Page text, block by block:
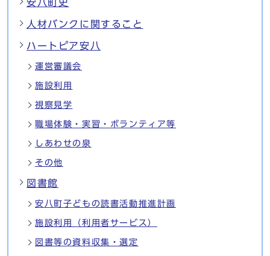
安八町史
人材バンクに関すること
ハートピア安八
運営審議会
施設利用
視察見学
職場体験・実習・ボランティア等
しあわせの泉
その他
図書館
安八町子どもの読書活動推進計画
施設利用（利用者サービス）
図書等の資料収集・選定